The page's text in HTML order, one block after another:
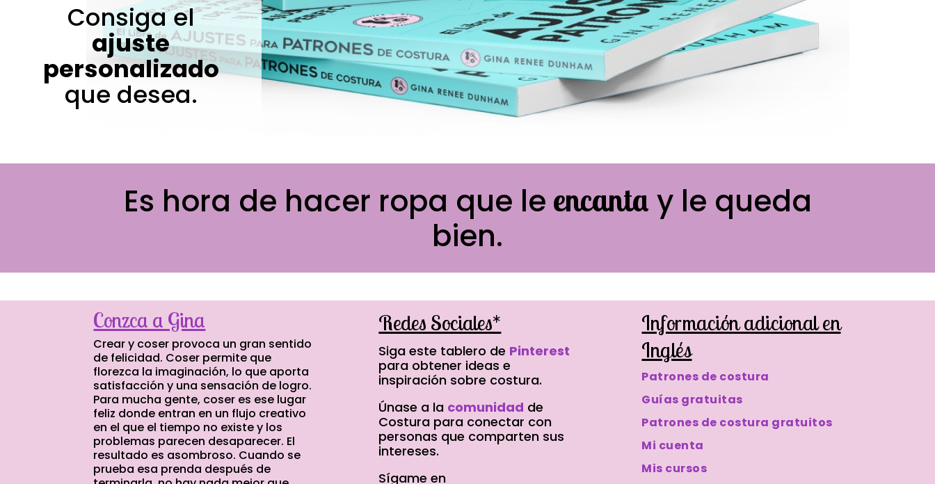
Consiga el
ajuste
personalizado
que desea.
Es hora de hacer ropa que le encanta y le queda
bien.
Conzca a Gina
Crear y coser provoca un gran sentido
de felicidad. Coser permite que
florezca la imaginación, lo que aporta
satisfacción y una sensación de logro.
Para mucha gente, coser es ese lugar
feliz donde entran en un flujo creativo
en el que el tiempo no existe y los
problemas parecen desaparecer. El
resultado es asombroso. Cuando se
prueba esa prenda después de
Redes Sociales*
Siga este tablero de Pinterest
para obtener ideas e
inspiración sobre costura.
Únase a la comunidad de
Costura para conectar con
personas que comparten sus
intereses.
Sígame en
Información adicional en
Inglés
Patrones de costura
Guías gratuitas
Patrones de costura gratuitos
Mi cuenta
Mis cursos